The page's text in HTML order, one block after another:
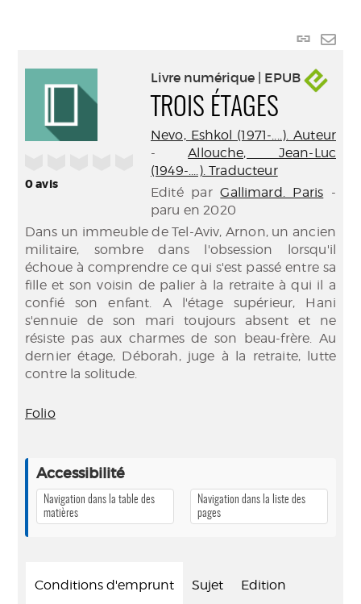
Lien
0avis
Livre numérique | EPUB
TROIS ÉTAGES
Nevo, Eshkol (1971-....). Auteur
-Allouche, Jean-Luc
(1949-....). Traducteur
Edité parGallimard. Paris -
paru en 2020
Dans un immeuble de Tel-Aviv, Arnon, un ancien
militaire, sombre dans l'obsession lorsqu'il
échoue à comprendre ce qui s'est passé entre sa
fille et son voisin de palier à la retraite à qui il a
confié son enfant. A l'étage supérieur, Hani
s'ennuie de son mari toujours absent et ne
résiste pas aux charmes de son beau-frère. Au
dernier étage, Déborah, juge à la retraite, lutte
contre la solitude.
Folio
Accessibilité
Navigation dans la table des
matières
Navigation dans la liste des
pages
Conditions d'emprunt Sujet Edition